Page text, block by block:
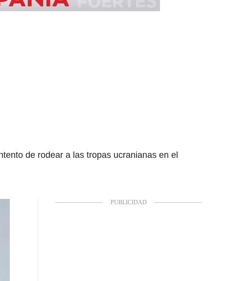
de rodear a las tropas ucranianas en el